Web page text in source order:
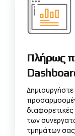
Πλήρως
των
τμημάτων